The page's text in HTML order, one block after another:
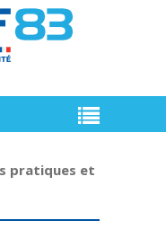
pratiques et